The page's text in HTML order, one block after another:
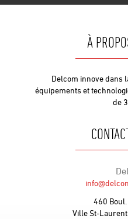
À
Delcom innove dans
équipements et
de
460
Ville St-Laurent